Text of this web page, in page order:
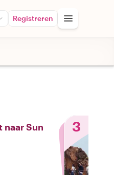
Registreren
naar Sun
3